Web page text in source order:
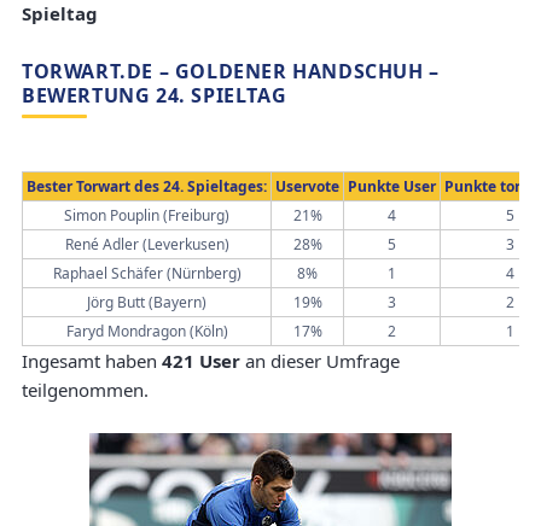
Spieltag
TORWART.DE – GOLDENER HANDSCHUH –
BEWERTUNG 24. SPIELTAG
Bester Torwart des 24. Spieltages: Uservote Punkte User Punkte
Simon Pouplin (Freiburg)
21% 4
5
René Adler (Leverkusen)
28% 5
3
Raphael Schäfer (Nürnberg)
8% 1
4
Jörg Butt (Bayern)
19% 3
2
Faryd Mondragon (Köln)
17% 2 1
Ingesamt haben 421 User an dieser Umfrage
teilgenommen.